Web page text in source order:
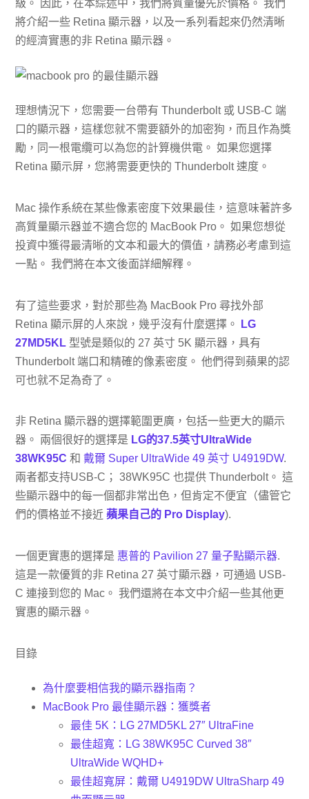
級。 因此，在本綜述中，我們將質量優先於價格。 我們
將介紹一些 Retina 顯示器，以及一系列看起來仍然清晰
的經濟實惠的非 Retina 顯示器。
理想情況下，您需要一台帶有 Thunderbolt 或 USB-C 端
口的顯示器，這樣您就不需要額外的加密狗，而且作為獎
勵，同一根電纜可以為您的計算機供電。 如果您選擇
Retina 顯示屏，您將需要更快的 Thunderbolt 速度。
Mac 操作系統在某些像素密度下效果最佳，這意味著許多
高質量顯示器並不適合您的 MacBook Pro。 如果您想從
投資中獲得最清晰的文本和最大的價值，請務必考慮到這
一點。 我們將在本文後面詳細解釋。
有了這些要求，對於那些為 MacBook Pro 尋找外部
Retina 顯示屏的人來說，幾乎沒有什麼選擇。
LG
27MD5KL 型號是類似的 27 英寸 5K 顯示器，具有
Thunderbolt 端口和精確的像素密度。 他們得到蘋果的認
可也就不足為奇了。
非 Retina 顯示器的選擇範圍更廣，包括一些更大的顯示
器。 兩個很好的選擇是 LG的37.5英寸UltraWide
38WK95C 和戴爾 Super UltraWide 49 英寸 U4919DW.
兩者都支持USB-C； 38WK95C 也提供 Thunderbolt。 這
些顯示器中的每一個都非常出色，但肯定不便宜（儘管它
們的價格並不接近蘋果自己的 Pro Display).
一個更實惠的選擇是 惠普的 Pavilion 27 量子點顯示器.
這是一款優質的非 Retina 27 英寸顯示器，可通過 USB-
C 連接到您的 Mac。 我們還將在本文中介紹一些其他更
實惠的顯示器。
目錄
為什麼要相信我的顯示器指南？
MacBook Pro 最佳顯示器：獲獎者
最佳 5K：LG 27MD5KL 27″ UltraFine
最佳超寬：LG 38WK95C Curved 38″
UltraWide WQHD+
最佳超寬屏：戴爾 U4919DW UltraSharp 49